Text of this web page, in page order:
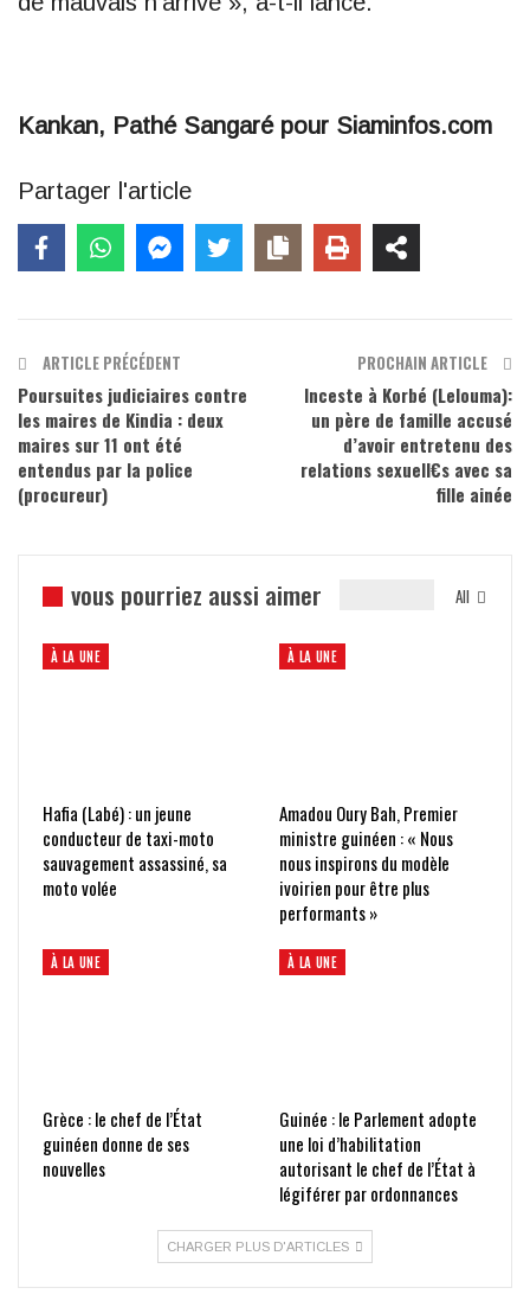
Kankan, Pathé Sangaré pour Siaminfos.com
Partager l'article
ARTICLE PRÉCÉDENT
Poursuites judiciaires contre
les maires de Kindia : deux
maires sur 11 ont été
entendus par la police
(procureur)
PROCHAIN ARTICLE
Inceste à Korbé (Lelouma):
un père de famille accusé
d’avoir entretenu des
relations sexuell€s avec sa
fille ainée
All
vous pourriez aussi aimer
À LA UNE
Hafia (Labé) : un jeune
conducteur de taxi-moto
sauvagement assassiné, sa
moto volée
À LA UNE
Amadou Oury Bah, Premier
ministre guinéen : « Nous
nous inspirons du modèle
ivoirien pour être plus
performants »
À LA UNE
Grèce : le chef de l’État
guinéen donne de ses
nouvelles
À LA UNE
Guinée : le Parlement adopte
une loi d’habilitation
autorisant le chef de l’État à
légiférer par ordonnances
CHARGER PLUS D'ARTICLES